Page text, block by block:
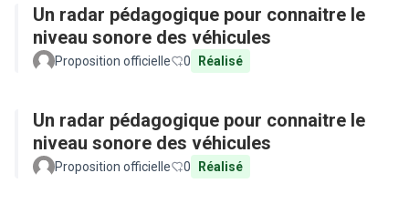
Un radar pédagogique pour connaitre le
niveau sonore des véhicules
Proposition officielle 0 Réalisé
Un radar pédagogique pour connaitre le
niveau sonore des véhicules
Proposition officielle 0 Réalisé